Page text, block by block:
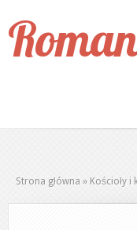
Strona główna » Kościoły i